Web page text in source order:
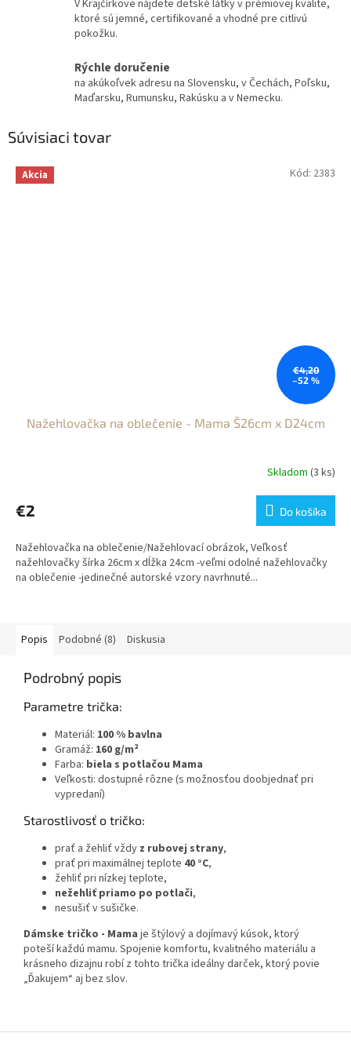
V Krajčírkove nájdete detské látky v prémiovej kvalite,
ktoré sú jemné, certifikované a vhodné pre citlivú
pokožku.
Rýchle doručenie
na akúkoľvek adresu na Slovensku, v Čechách, Poľsku,
Maďarsku, Rumunsku, Rakúsku a v Nemecku.
Súvisiaci tovar
Akcia
€4,20
–52 %
Nažehlovačka na oblečenie - Mama Š26cm x D24cm
Skladom (3 ks)
€2 Do košíka
Nažehlovačka na oblečenie/Nažehlovací obrázok, Veľkosť
nažehlovačky šírka 26cm x dĺžka 24cm -veľmi odolné nažehlovačky
na oblečenie -jedinečné autorské vzory navrhnuté...
Kód: 2383
Popis Podobné (8) Diskusia
Podrobný popis
Parametre trička:
Materiál: 100 % bavlna
Gramáž: 160 g/m²
Farba: biela s potlačou Mama
Veľkosti: dostupné rôzne (s možnosťou doobjednať pri
vypredaní)
Starostlivosť o tričko:
prať a žehliť vždy z rubovej strany,
prať pri maximálnej teplote 40 °C,
žehliť pri nízkej teplote,
nežehliť priamo po potlači,
nesušiť v sušičke.
Dámske tričko - Mama je štýlový a dojímavý kúsok, ktorý
poteší každú mamu. Spojenie komfortu, kvalitného materiálu a
krásneho dizajnu robí z tohto trička ideálny darček, ktorý povie
„Ďakujem“ aj bez slov.